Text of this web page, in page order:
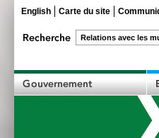
English Carte du site